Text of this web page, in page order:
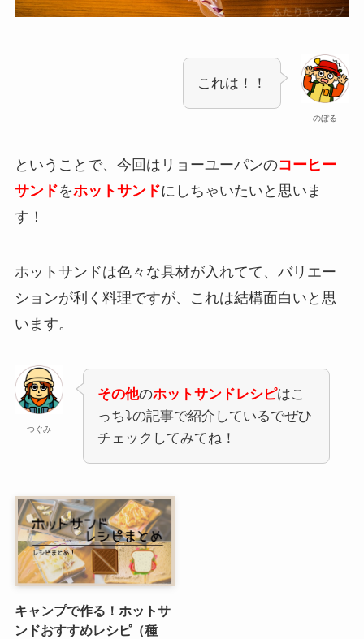
のぼる
これは！！
ということで、今回はリョーユーパンのコーヒー
サンドをホットサンドにしちゃいたいと思いま
す！
ホットサンドは色々な具材が入れてて、バリエー
ションが利く料理ですが、これは結構面白いと思
います。
つぐみ
その他のホットサンドレシピはこ
っち⤵︎の記事で紹介しているでぜひ
チェックしてみてね！
キャンプで作る！ホットサ
ンドおすすめレシピ（種